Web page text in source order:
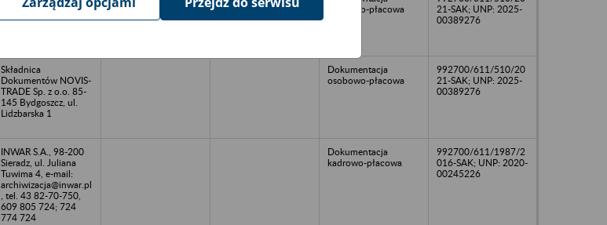
Dokumentów NOVIS-
TRADE Sp. z o.o. 85-
osobowo-płacowa
21-SAK; UNP: 2025-
00389276
Składnica
Dokumentów NOVIS-
TRADE Sp. z o.o. 85-
145 Bydgoszcz, ul.
Lidzbarska 1
Dokumentacja
osobowo-płacowa
992700/611/510/20
21-SAK; UNP: 2025-
00389276
INWAR S.A., 98-200
Sieradz, ul. Juliana
Tuwima 4, e-mail:
archiwizacja@inwar.pl
, tel. 43 82-70-750,
609 805 724; 724
774 724
Dokumentacja
kadrowo-płacowa
992700/611/1987/2
016-SAK; UNP: 2020-
00245226